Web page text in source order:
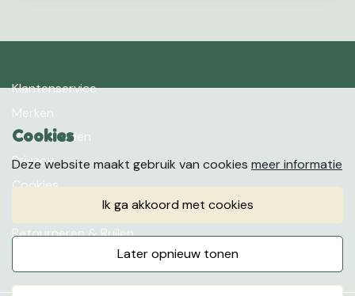
Klantenservice
Merken
Voorwaarden
Privacy
Cookies
Retourneren & Ruilen
Cookies
Deze website maakt gebruik van cookies meer informatie
ik ga akkoord met cookies
later opnieuw tonen